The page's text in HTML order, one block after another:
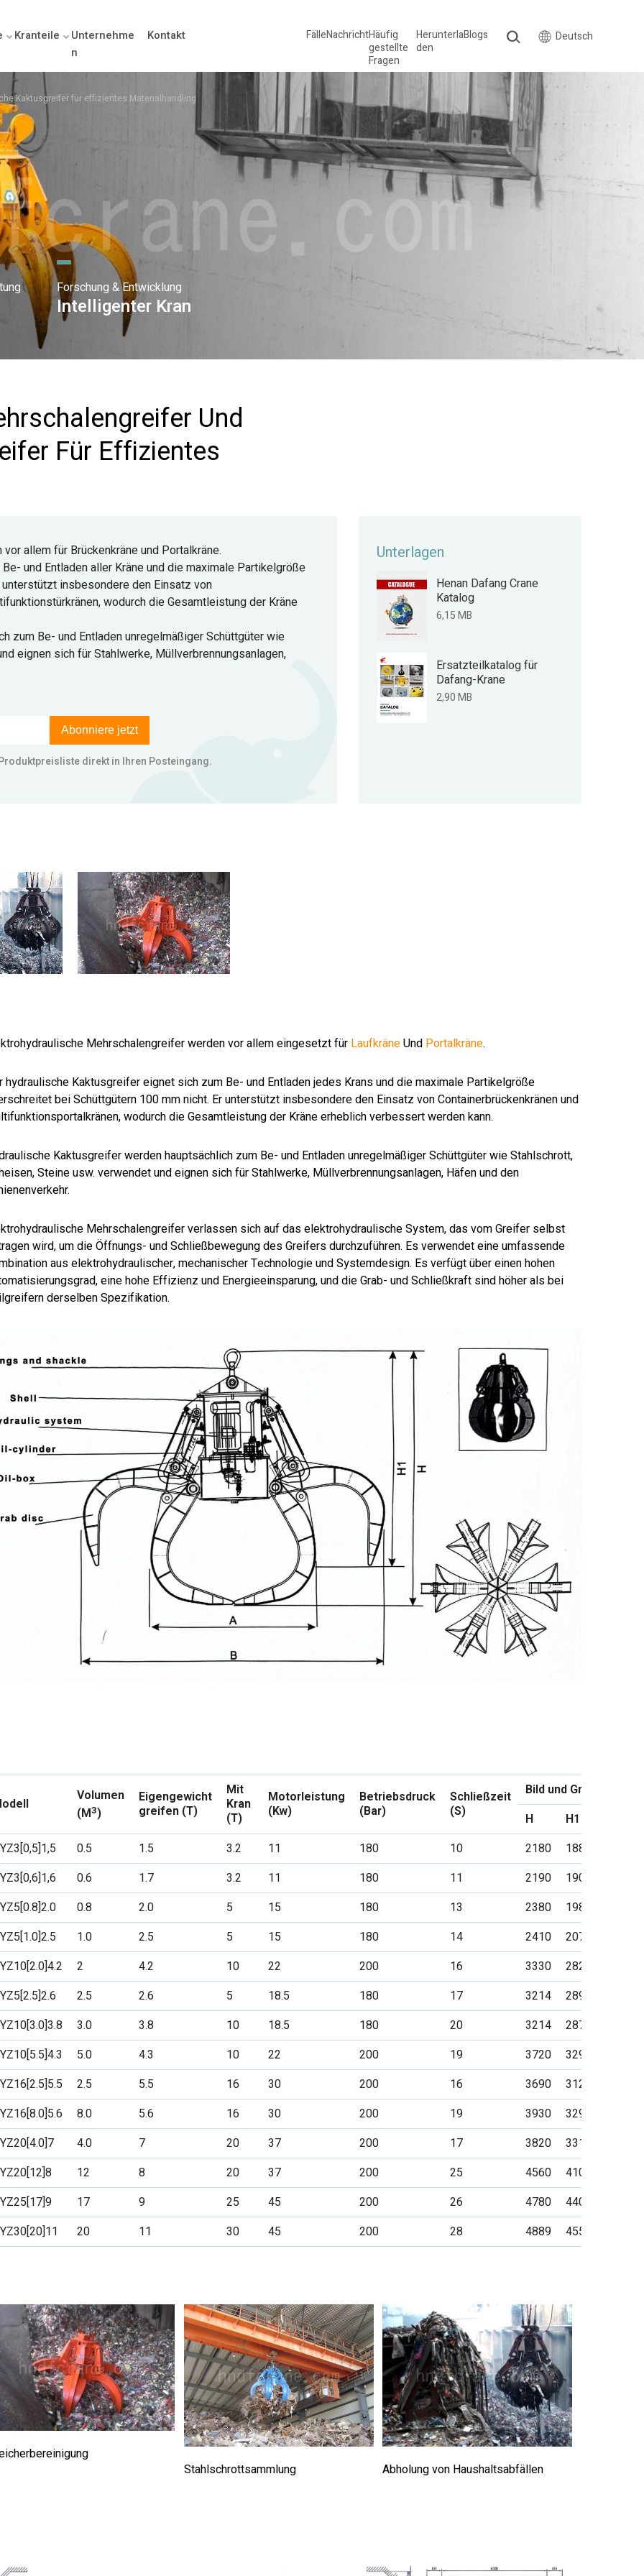
Kranteile
Unternehme
n
Kontakt FälleNachrichtHäufig
gestellte
Fragen
Herunterla
den
Blogs Deutsch
Kaktusgreifer für effizientes Materialhandling
Forschung & Entwicklung
Intelligenter Kran
Und
Für Effizientes
allem für Brückenkräne und Portalkräne.
und Entladen aller Kräne und die maximale Partikelgröße
insbesondere den Einsatz von
wodurch die Gesamtleistung der Kräne
zum Be- und Entladen unregelmäßiger Schüttgüter wie
eignen sich für Stahlwerke, Müllverbrennungsanlagen,
Abonniere jetzt
direkt in Ihren Posteingang.
Unterlagen
Henan Dafang Crane
Katalog
6,15 MB
Ersatzteilkatalog für
Dafang-Krane
2,90 MB
Mehrschalengreifer werden vor allem eingesetzt für LaufkräneUnd Portalkräne.
hydraulische Kaktusgreifer eignet sich zum Be- und Entladen jedes Krans und die maximale Partikelgröße
bei Schüttgütern 100 mm nicht. Er unterstützt insbesondere den Einsatz von Containerbrückenkränen und
wodurch die Gesamtleistung der Kräne erheblich verbessert werden kann.
Kaktusgreifer werden hauptsächlich zum Be- und Entladen unregelmäßiger Schüttgüter wie Stahlschrott,
Steine usw. verwendet und eignen sich für Stahlwerke, Müllverbrennungsanlagen, Häfen und den
Mehrschalengreifer verlassen sich auf das elektrohydraulische System, das vom Greifer selbst
wird, um die Öffnungs- und Schließbewegung des Greifers durchzuführen. Es verwendet eine umfassende
aus elektrohydraulischer, mechanischer Technologie und Systemdesign. Es verfügt über einen hohen
eine hohe Effizienz und Energieeinsparung, und die Grab- und Schließkraft sind höher als bei
derselben Spezifikation.
Volumen
(M3)
Eigengewicht
greifen (T)
Mit
Kran
(T)
Motorleistung
(Kw)
Betriebsdruck
(Bar)
Schließzeit
(S)
Bild und Größe (mm)
H
H1
0.5 1.5 3.2 11 180 10 2180 1880
0.6 1.7 3.2 11 180 11 2190 1900
0.8 2.0 5 15 180 13 2380 1980
1.0 2.5 5 15 180 14 2410 2070
2 4.2 10 22 200 16 3330 2820
2.5 2.6 5 18.5 180 17 3214 2895
3.0 3.8 10 18.5 180 20 3214 2876
5.0 4.3 10 22 200 19 3720 3295
2.5 5.5 16 30 200 16 3690 3127
8.0 5.6 16 30 200 19 3930 3294
4.0 7 20 37 200 17 3820 3310
12 8 20 37 200 25 4560 4100
17 9 25 45 200 26 4780 4400
20 11 30 45 200 28 4889 4550
Stahlschrottsammlung
Abholung von Haushaltsabfällen